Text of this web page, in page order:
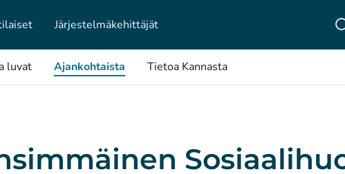
Järjestelmä­kehittäjät
luvat Ajankohtaista Tietoa Kannasta